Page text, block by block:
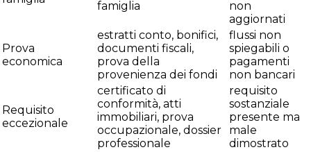
famiglia
non
aggiornati
Prova
economica
estratti conto, bonifici,
documenti fiscali,
prova della
provenienza dei fondi
flussi non
spiegabili o
pagamenti
non bancari
Requisito
eccezionale
certificato di
conformità, atti
immobiliari, prova
occupazionale, dossier
professionale
requisito
sostanziale
presente ma
male
dimostrato